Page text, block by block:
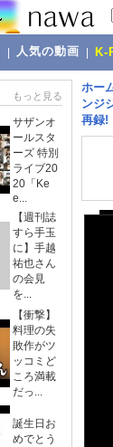
人気の動画 K-
もっと見る
サザンオ
ールスタ
ーズ 特別
ライブ20
20「Ke
e...
【週刊誌
すら手玉
に】手越
祐也さん
の会見
を...
【衝撃】
料理の失
敗作がツ
ッコミど
ころ満載
だっ...
誕生日お
めでとう
ホー
ンジ
再録!